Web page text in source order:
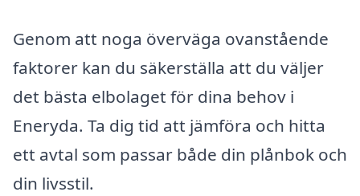
Genom att noga överväga ovanstående
faktorer kan du säkerställa att du väljer
det bästa elbolaget för dina behov i
Eneryda. Ta dig tid att jämföra och hitta
ett avtal som passar både din plånbok och
din livsstil.